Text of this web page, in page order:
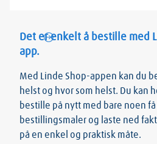
Det er enkelt å bestille med
app.
Med Linde Shop-appen kan du
helst og hvor som helst. Du kan
bestille på nytt med bare noen
bestillingsmaler og laste ned
på en enkel og praktisk måte.